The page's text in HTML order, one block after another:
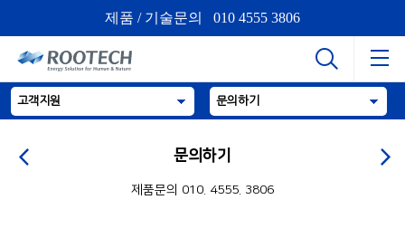
제품 / 기술문의 010 4555 3806
고객지원 문의하기
문의하기
제품문의 010. 4555. 3806